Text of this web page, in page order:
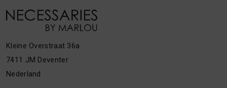
Kleine Overstraat 36a
7411 JM Deventer
Nederland